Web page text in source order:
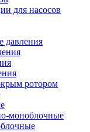
для насосов
давления
ротором
моноблочные